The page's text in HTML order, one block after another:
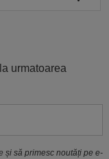
urmatoarea
și să primesc noutăți pe e-